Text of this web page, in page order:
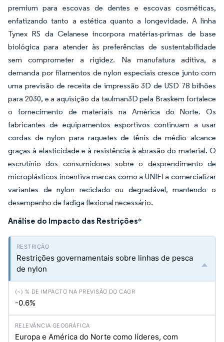
premium para escovas de dentes e escovas cosméticas,
enfatizando tanto a estética quanto a longevidade. A linha
Tynex RS da Celanese incorpora matérias-primas de base
biológica para atender às preferências de sustentabilidade
sem comprometer a rigidez. Na manufatura aditiva, a
demanda por filamentos de nylon especiais cresce junto com
uma previsão de receita de impressão 3D de USD 78 bilhões
para 2030, e a aquisição da taulman3D pela Braskem fortalece
o fornecimento de materiais na América do Norte. Os
fabricantes de equipamentos esportivos continuam a usar
cordas de nylon para raquetes de tênis de médio alcance
graças à elasticidade e à resistência à abrasão do material. O
escrutínio dos consumidores sobre o desprendimento de
microplásticos incentiva marcas como a UNIFI a comercializar
variantes de nylon reciclado ou degradável, mantendo o
desempenho de fadiga flexional necessário.
Análise do Impacto das Restrições*
Restrições governamentais sobre linhas de pesca
de nylon
-0.6%
Europa e América do Norte como líderes, com